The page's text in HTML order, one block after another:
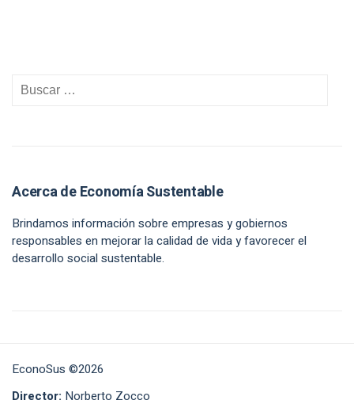
Acerca de Economía Sustentable
Brindamos información sobre empresas y gobiernos
responsables en mejorar la calidad de vida y favorecer el
desarrollo social sustentable.
EconoSus ©2026
Director: Norberto Zocco